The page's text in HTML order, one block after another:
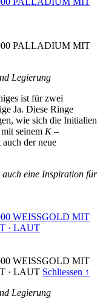
PALLADIUM MIT
Legierung
ist für zwei
Ja. Diese Ringe
wie sich die Initialien
seinem K–
auch der neue
eine Inspiration für
WEISSGOLD MIT
· LAUT
WEISSGOLD MIT
· LAUT Schliessen ↑
Legierung